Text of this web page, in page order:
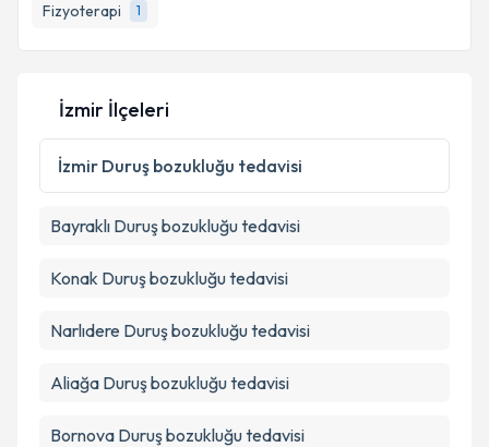
Fizyoterapi
1
İzmir İlçeleri
İzmir Duruş bozukluğu tedavisi
Bayraklı Duruş bozukluğu tedavisi
Konak Duruş bozukluğu tedavisi
Narlıdere Duruş bozukluğu tedavisi
Aliağa Duruş bozukluğu tedavisi
Bornova Duruş bozukluğu tedavisi